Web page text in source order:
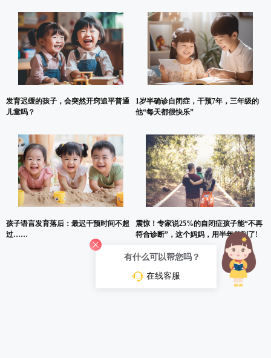
发育迟缓的孩子，会突然开窍追平普通
儿童吗？
1岁半确诊自闭症，干预7年，三年级的
他“每天都很快乐”
孩子语言发育落后：最迟干预时间不超
过……
震惊！专家说25%的自闭症孩子能“不再
符合诊断”，这个妈妈，用半年做到了!
有什么可以帮您吗？
在线客服